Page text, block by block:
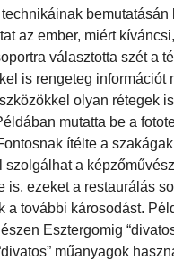
az ember, miért
választotta szét
is rengeteg
olyan rétegek
mutatta be a
ítélte a
a
is, ezeket a restaurálás
további károsodást.
Esztergomig
műanyagok